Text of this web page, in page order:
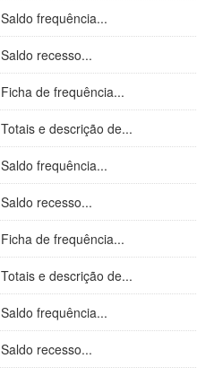
Saldo frequência...
Saldo recesso...
Ficha de frequência...
Totais e descrição de...
Saldo frequência...
Saldo recesso...
Ficha de frequência...
Totais e descrição de...
Saldo frequência...
Saldo recesso...